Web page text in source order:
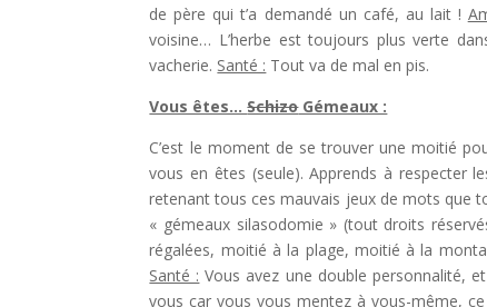
de père qui t’a demandé un café, au lait !
voisine… L’herbe est toujours plus verte
vacherie. Santé : Tout va de mal en pis.
Vous êtes…SchizoGémeaux :
C’est le moment de se trouver une moitié
vous en êtes (seule). Apprends à respecter
retenant tous ces mauvais jeux de mots que
« gémeaux silasodomie » (tout droits
régalées, moitié à la plage, moitié à la
Santé : Vous avez une double personnalité,
vous car vous vous mentez à vous-même,